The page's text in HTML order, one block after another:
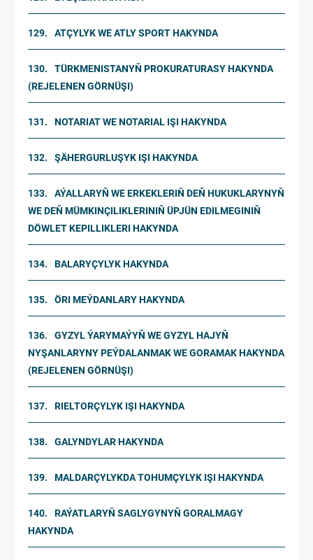
ATÇYLYK WE ATLY SPORT HAKYNDA
TÜRKMENISTANYŇ PROKURATURASY HAKYNDA
(REJELENEN GÖRNÜŞI)
NOTARIAT WE NOTARIAL IŞI HAKYNDA
ŞÄHERGURLUŞYK IŞI HAKYNDA
AÝALLARYŇ WE ERKEKLERIŇ DEŇ HUKUKLARYNYŇ
WE DEŇ MÜMKINÇILIKLERINIŇ ÜPJÜN EDILMEGINIŇ
DÖWLET KEPILLIKLERI HAKYNDA
BALARYÇYLYK HAKYNDA
ÖRI MEÝDANLARY HAKYNDA
GYZYL ÝARYMAÝYŇ WE GYZYL HAJYŇ
NYŞANLARYNY PEÝDALANMAK WE GORAMAK HAKYNDA
(REJELENEN GÖRNÜŞI)
RIELTORÇYLYK IŞI HAKYNDA
GALYNDYLAR HAKYNDA
MALDARÇYLYKDA TOHUMÇYLYK IŞI HAKYNDA
RAÝATLARYŇ SAGLYGYNYŇ GORALMAGY
HAKYNDA